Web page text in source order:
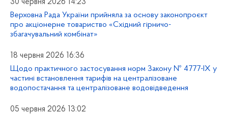
30 червня 2026 14:23
Верховна Рада України прийняла за основу законопроєкт
про акціонерне товариство «Східний гірничо-
збагачувальний комбінат»
18 червня 2026 16:36
Щодо практичного застосування норм Закону № 4777-IX у
частині встановлення тарифів на централізоване
водопостачання та централізоване водовідведення
05 червня 2026 13:02